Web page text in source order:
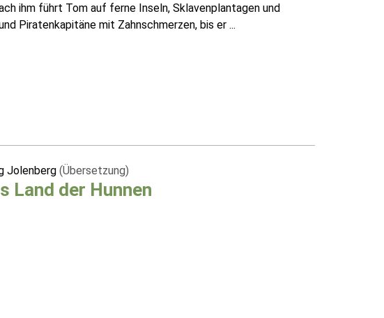
ihm führt Tom auf ferne Inseln, Sklavenplantagen und
Piratenkapitäne mit Zahnschmerzen, bis er ...
Jolenberg (Übersetzung)
Land der Hunnen